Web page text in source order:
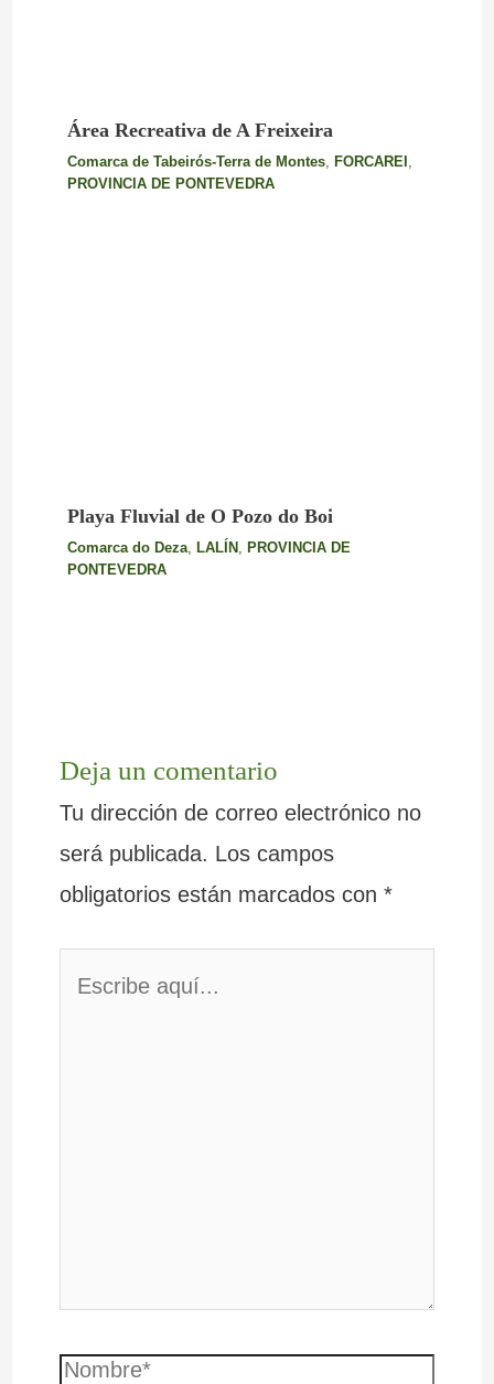
Área Recreativa de A Freixeira
Comarca de Tabeirós-Terra de Montes, FORCAREI ,
PROVINCIA DE PONTEVEDRA
Playa Fluvial de O Pozo do Boi
Comarca do Deza, LALÍN , PROVINCIA DE
PONTEVEDRA
Deja un comentario
Tu dirección de correo electrónico no
será publicada. Los campos
obligatorios están marcados con *